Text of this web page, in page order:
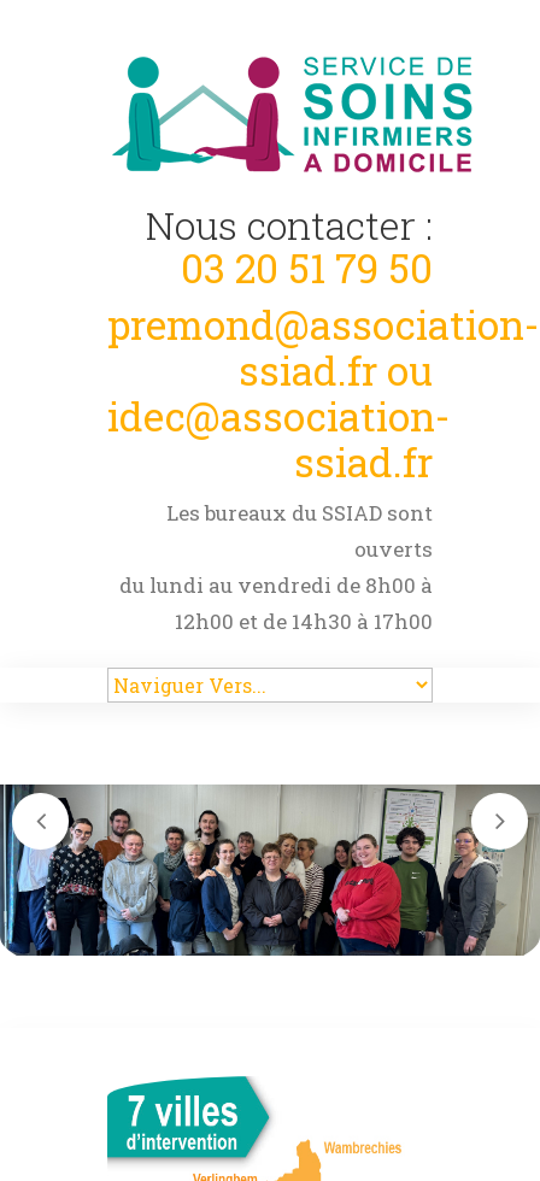
Nous contacter :
03 20 51 79 50
premond@association-
ssiad.fr ou
idec@association-
ssiad.fr
Les bureaux du SSIAD sont
ouverts
du lundi au vendredi de 8h00 à
12h00 et de 14h30 à 17h00